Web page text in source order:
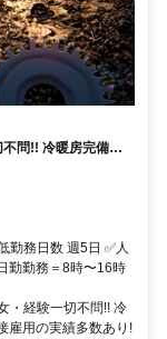
問!! 冷暖房完備＆
あり! 安定長期勤務
勤務日数 週5日 ✅人
勤勤務＝8時〜16時
・経験一切不問!! 冷
雇用の実績多数あり!